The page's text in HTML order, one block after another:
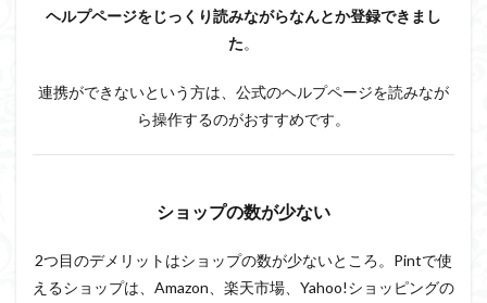
ヘルプページをじっくり読みながらなんとか登録できまし
た。
連携ができないという方は、公式のヘルプページを読みなが
ら操作するのがおすすめです。
ショップの数が少ない
2つ目のデメリットはショップの数が少ないところ。Pintで使
えるショップは、Amazon、楽天市場、Yahoo!ショッピングの